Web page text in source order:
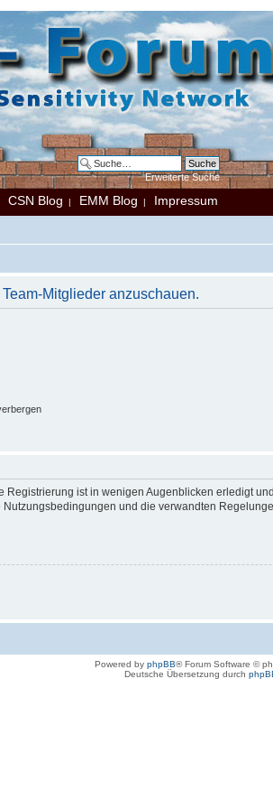
Erweiterte Suche
CSN Blog | EMM Blog | Impressum
Mitglieder anzuschauen.
ist in wenigen Augenblicken erledigt
und die verwandten
Powered by phpBB® Forum Software ©
Deutsche Übersetzung durch